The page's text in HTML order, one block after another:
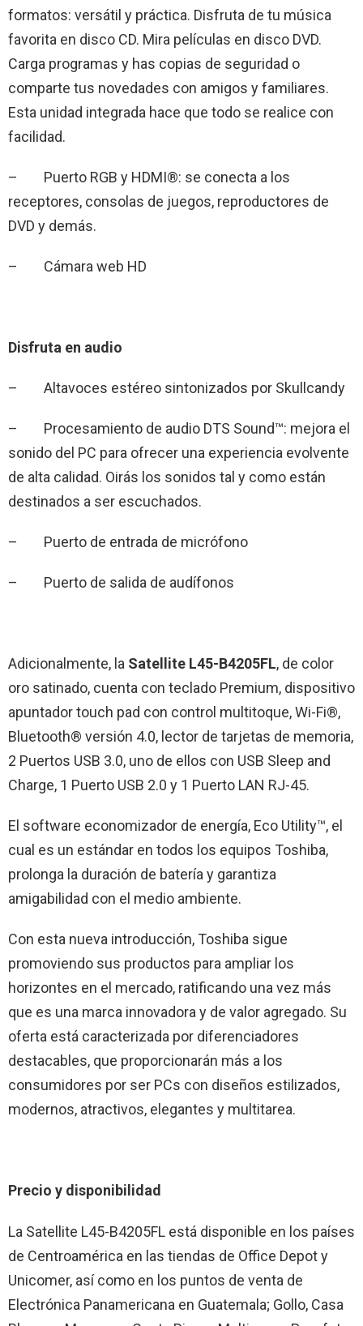
formatos: versátil y práctica. Disfruta de tu música
favorita en disco CD. Mira películas en disco DVD.
Carga programas y has copias de seguridad o
comparte tus novedades con amigos y familiares.
Esta unidad integrada hace que todo se realice con
facilidad.
– Puerto RGB y HDMI®: se conecta a los
receptores, consolas de juegos, reproductores de
DVD y demás.
– Cámara web HD
Disfruta en audio
– Altavoces estéreo sintonizados por Skullcandy
– Procesamiento de audio DTS Sound™: mejora el
sonido del PC para ofrecer una experiencia evolvente
de alta calidad. Oirás los sonidos tal y como están
destinados a ser escuchados.
– Puerto de entrada de micrófono
– Puerto de salida de audífonos
Adicionalmente, la Satellite L45-B4205FL, de color
oro satinado, cuenta con teclado Premium, dispositivo
apuntador touch pad con control multitoque, Wi-Fi®,
Bluetooth® versión 4.0, lector de tarjetas de memoria,
2 Puertos USB 3.0, uno de ellos con USB Sleep and
Charge, 1 Puerto USB 2.0 y 1 Puerto LAN RJ-45.
El software economizador de energía, Eco Utility™, el
cual es un estándar en todos los equipos Toshiba,
prolonga la duración de batería y garantiza
amigabilidad con el medio ambiente.
Con esta nueva introducción, Toshiba sigue
promoviendo sus productos para ampliar los
horizontes en el mercado, ratificando una vez más
que es una marca innovadora y de valor agregado. Su
oferta está caracterizada por diferenciadores
destacables, que proporcionarán más a los
consumidores por ser PCs con diseños estilizados,
modernos, atractivos, elegantes y multitarea.
Precio y disponibilidad
La Satellite L45-B4205FL está disponible en los países
de Centroamérica en las tiendas de Office Depot y
Unicomer, así como en los puntos de venta de
Electrónica Panamericana en Guatemala; Gollo, Casa